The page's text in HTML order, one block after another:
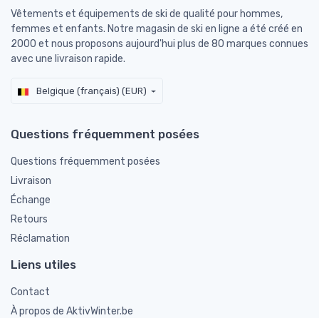
Vêtements et équipements de ski de qualité pour hommes,
femmes et enfants. Notre magasin de ski en ligne a été créé en
2000 et nous proposons aujourd'hui plus de 80 marques connues
avec une livraison rapide.
Belgique (français) (EUR)
Questions fréquemment posées
Questions fréquemment posées
Livraison
Échange
Retours
Réclamation
Liens utiles
Contact
À propos de AktivWinter.be